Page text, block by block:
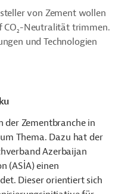
von Zement wollen
CO2-Neutralität trimmen.
und Technologien
Zementbranche in
Thema. Dazu hat der
Azerbaijan
(ASİA) einen
Dieser orientiert sich